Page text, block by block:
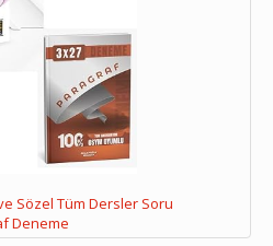
Sözel Tüm Dersler Soru
Deneme